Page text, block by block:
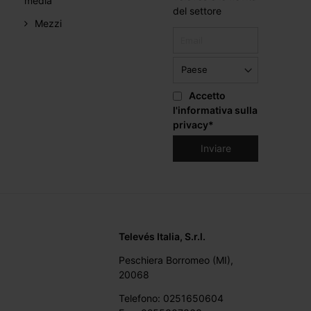
Mezzi
del settore
Accetto
l'informativa sulla
privacy*
Televés Italia, S.r.l.
Peschiera Borromeo (MI),
20068
Telefono: 0251650604